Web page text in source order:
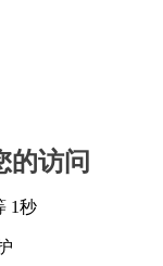
的访问
1秒